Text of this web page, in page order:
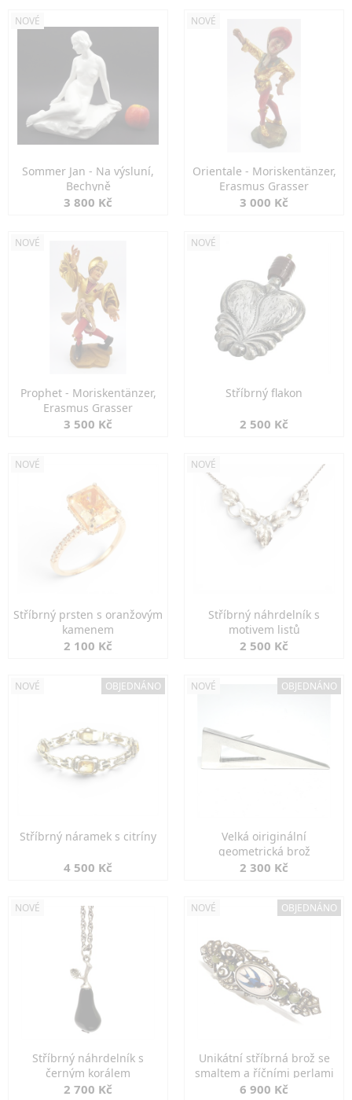
NOVÉ
Sommer Jan - Na výsluní,
Bechyně
3 800 Kč
NOVÉ
Orientale - Moriskentänzer,
Erasmus Grasser
3 000 Kč
NOVÉ
Prophet - Moriskentänzer,
Erasmus Grasser
3 500 Kč
NOVÉ
Stříbrný flakon
2 500 Kč
NOVÉ
Stříbrný prsten s oranžovým
kamenem
2 100 Kč
NOVÉ
Stříbrný náhrdelník s
motivem listů
2 500 Kč
NOVÉ OBJEDNÁNO
Stříbrný náramek s citríny
4 500 Kč
NOVÉ OBJEDNÁNO
Velká oiriginální
geometrická brož
2 300 Kč
NOVÉ
Stříbrný náhrdelník s
černým korálem
2 700 Kč
NOVÉ OBJEDNÁNO
Unikátní stříbrná brož se
smaltem a říčními perlami
6 900 Kč